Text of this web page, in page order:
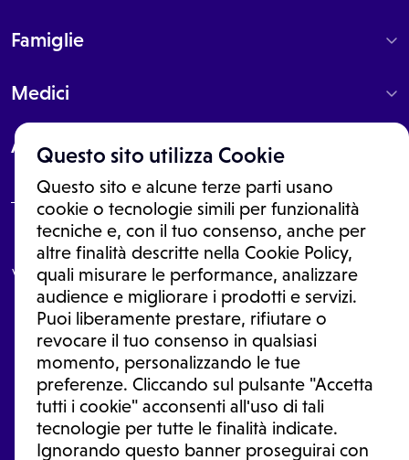
Questo sito utilizza Cookie
Questo sito e alcune terze parti usano
cookie o tecnologie simili per funzionalità
tecniche e, con il tuo consenso, anche per
altre finalità descritte nella Cookie Policy,
quali misurare le performance, analizzare
audience e migliorare i prodotti e servizi.
Puoi liberamente prestare, rifiutare o
revocare il tuo consenso in qualsiasi
momento, personalizzando le tue
preferenze. Cliccando sul pulsante "Accetta
tutti i cookie" acconsenti all'uso di tali
tecnologie per tutte le finalità indicate.
Ignorando questo banner proseguirai con
Famiglie
Medici
About
Le informazioni proposte in questo sito non sono un consulto medico.
In nessun caso, queste informazioni sostituiscono un consulto, una
visita o una diagnosi formulata dal medico. Non si devono considerare
le informazioni disponibili come suggerimenti per la formulazione di
una diagnosi, la determinazione di un trattamento o l'assunzione o
sospensione di un farmaco senza prima consultare un medico di
medicina generale o uno specialista.
Condizioni di utilizzo|Privacy Policy |Gestione Cookie
Ⓒ 2026 | Tutti i diritti riservati.